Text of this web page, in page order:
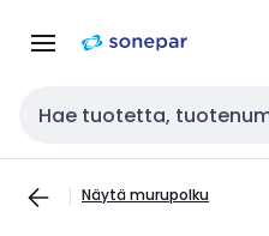
navigointiinsisältöön
Haku
Näytä murupolku